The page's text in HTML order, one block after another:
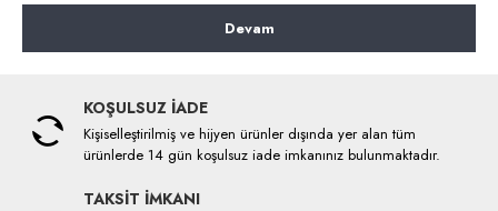
Devam
KOŞULSUZ İADE
Kişiselleştirilmiş ve hijyen ürünler dışında yer alan tüm
ürünlerde 14 gün koşulsuz iade imkanınız bulunmaktadır.
TAKSİT İMKANI